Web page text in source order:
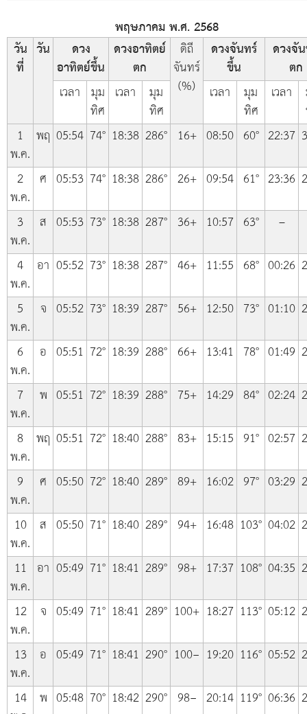
พฤษภาคม พ.ศ. 2568
วัน
ที่
วัน ดวง
อาทิตย์ขึ้น
ดวงอาทิตย์
ตก
ดิถี
จันทร์
(%)
ดวงจันทร์
ขึ้น
ดวงจั
ตก
เวลา มุม
ทิศ
เวลา มุม
ทิศ
เวลา มุม
ทิศ
เวลา
1
พ.ค.
พฤ 05:54 74° 18:38 286° 16+ 08:50 60° 22:37
2
พ.ค.
ศ 05:53 74° 18:38 286° 26+ 09:54 61° 23:36
3
พ.ค.
ส 05:53 73° 18:38 287° 36+ 10:57 63°
–
4
พ.ค.
อา 05:52 73° 18:38 287° 46+ 11:55 68° 00:26
5
พ.ค.
จ 05:52 73° 18:39 287° 56+ 12:50 73° 01:10
6
พ.ค.
อ 05:51 72° 18:39 288° 66+ 13:41 78° 01:49
7
พ.ค.
พ 05:51 72° 18:39 288° 75+ 14:29 84° 02:24
8
พ.ค.
พฤ 05:51 72° 18:40 288° 83+ 15:15 91° 02:57
9
พ.ค.
ศ 05:50 72° 18:40 289° 89+ 16:02 97° 03:29
10
พ.ค.
ส 05:50 71° 18:40 289° 94+ 16:48 103° 04:02
11
พ.ค.
อา 05:49 71° 18:41 289° 98+ 17:37 108° 04:35
12
พ.ค.
จ 05:49 71° 18:41 289° 100+ 18:27 113° 05:12
13
พ.ค.
อ 05:49 71° 18:41 290° 100− 19:20 116° 05:52
14 พ 05:48 70° 18:42 290° 98− 20:14 119° 06:36